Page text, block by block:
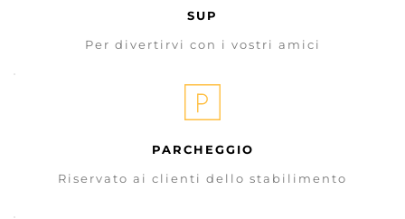
SUP
Per divertirvi con i vostri amici
PARCHEGGIO
Riservato ai clienti dello stabilimento